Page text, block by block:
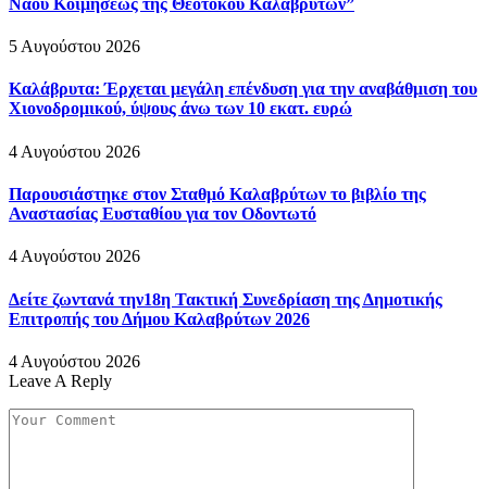
Ναού Κοιμήσεως της Θεοτόκου Καλαβρύτων”
5 Αυγούστου 2026
Καλάβρυτα: Έρχεται μεγάλη επένδυση για την αναβάθμιση του
Χιονοδρομικού, ύψους άνω των 10 εκατ. ευρώ
4 Αυγούστου 2026
Παρουσιάστηκε στον Σταθμό Καλαβρύτων το βιβλίο της
Αναστασίας Ευσταθίου για τον Οδοντωτό
4 Αυγούστου 2026
Δείτε ζωντανά την18η Τακτική Συνεδρίαση της Δημοτικής
Επιτροπής του Δήμου Καλαβρύτων 2026
4 Αυγούστου 2026
Leave A Reply